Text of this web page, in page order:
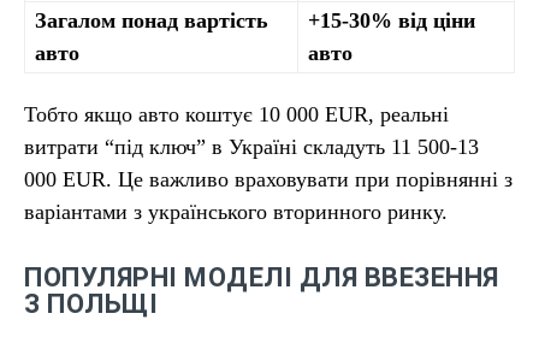
Загалом понад вартість
авто
+15-30% від ціни
авто
Тобто якщо авто коштує 10 000 EUR, реальні
витрати “під ключ” в Україні складуть 11 500-13
000 EUR. Це важливо враховувати при порівнянні з
варіантами з українського вторинного ринку.
ПОПУЛЯРНІ МОДЕЛІ ДЛЯ ВВЕЗЕННЯ
З ПОЛЬЩІ